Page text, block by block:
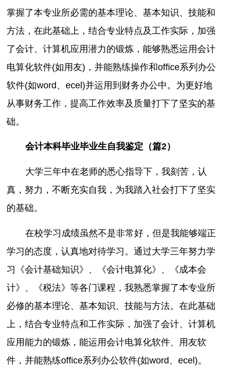
掌握了本专业所必需的基本理论、基本知识、技能和
方法，在此基础上，结合专业特点及工作实际，加强
了会计、计算机应用潜力的锻炼，能够熟悉运用会计
电算化软件(如用友)，并能熟练操作和office系列办公
软件(如word、ecel)并运用到财务办公中。为更好地
从事财务工作，提高工作效率及质量打下了坚实的基
础。
会计本科毕业毕业生自我鉴定（篇2）
大学三年中在老师的悉心指导下，我刻苦，认
真，努力，不断充实自我，为我踏入社会打下了坚实
的基础。
在校学习成绩虽然不是非常好，但是我能够端正
学习的态度，认真地对待学习。通过大学三年努力学
习《会计基础知识》、《会计电算化》、《成本会
计》、《税法》等各门课程，我熟悉掌握了本专业所
必修的基本理论、基本知识、技能与方法。在此基础
上，结合专业特点和工作实际，加强了会计、计算机
应用能力的锻炼，能运用会计电算化软件、用友软
件，并能熟练office系列办公软件(如word、ecel)。